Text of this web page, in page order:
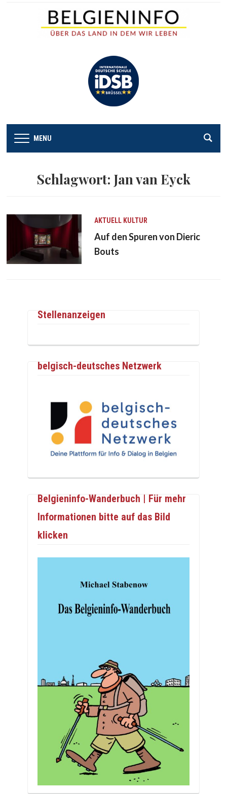
MENU
Schlagwort: Jan van Eyck
AKTUELL KULTUR
Auf den Spuren von Dieric
Bouts
Stellenanzeigen
belgisch-deutsches Netzwerk
Belgieninfo-Wanderbuch | Für mehr
Informationen bitte auf das Bild
klicken